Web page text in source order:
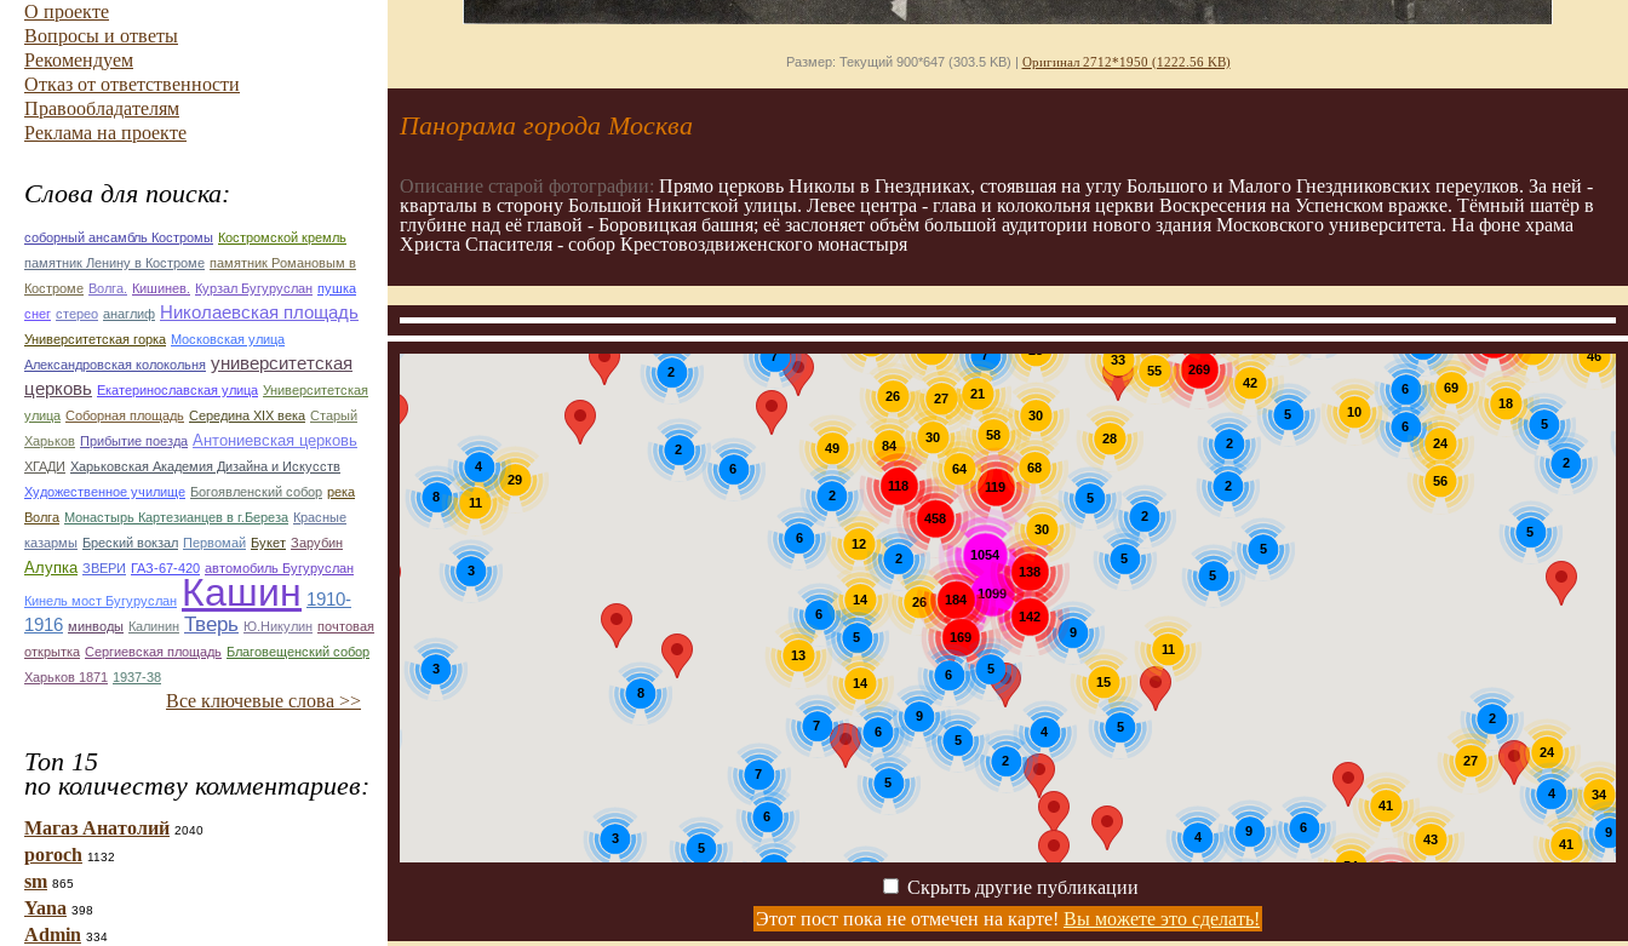
О проекте
Вопросы и ответы
Рекомендуем
Отказ от ответственности
Правообладателям
Реклама на проекте
Слова для поиска:
соборный ансамбль Костромы Костромской кремль
памятник Ленину в Костроме памятник Романовым в
Костроме Волга. Кишинев. Курзал Бугуруслан пушка
снег стерео анаглиф Николаевская площадь
Университетская горка Московская улица
Александровская колокольня университетская
церковь Екатеринославская улица Университетская
улица Соборная площадь Середина XIX века Старый
Харьков Прибытие поезда Антониевская церковь
ХГАДИ Харьковская Академия Дизайна и Искусств
Художественное училище Богоявленский собор река
Волга Монастырь Картезианцев в г.Береза Красные
казармы Бреский вокзал Первомай Букет Зарубин
Алупка ЗВЕРИ ГАЗ-67-420 автомобиль Бугуруслан
Кинель мост Бугуруслан Кашин 1910-
1916 минводы Калинин Тверь Ю.Никулин почтовая
открытка Сергиевская площадь Благовещенский собор
Харьков 1871 1937-38
Все ключевые слова >>
Топ 15
по количеству комментариев:
Магаз Анатолий 2040
poroch 1132
sm 865
Yana 398
Admin 334
Размер: Текущий 900*647 (303.5 KB) | Оригинал 2712*1950 (1222.56 KB)
Панорама города Москва
Описание старой фотографии: Прямо церковь Николы в Гнездниках, стоявшая на углу Большого и Малого Гнездниковских переулков. За ней -
кварталы в сторону Большой Никитской улицы. Левее центра - глава и колокольня церкви Воскресения на Успенском вражке. Тёмный шатёр в
глубине над её главой - Боровицкая башня; её заслоняет объём большой аудитории нового здания Московского университета. На фоне храма
Христа Спасителя - собор Крестовоздвиженского монастыря
1099
7
58
119
169
6
14
6
9
458
6
1054
15
5
26
142
28
8
138
30
9
10
5
7
5
5
8
3
11
7
6 5
4
6
2
2
5
41
6
84
269
3
56
5
13
5
2
5
6
29
3
5
68
2
49
42
7
5
18
4
27
12
2
115
21
6
2
118
184
64
26
30
30
69
2
6
11
14
55
2
5
46
2
8
18
24
10
5
5
3
122
33
43 10
4
54
9
6
43
2
41
34
24
27
4
9
Скрыть другие публикации
Этот пост пока не отмечен на карте! Вы можете это сделать!